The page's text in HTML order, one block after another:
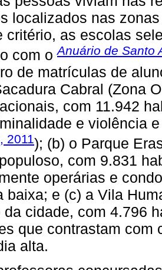
localizados nas
critério, as escolas
com oAnuário de Santo
de matrículas de
Cabral (Zona
com 11.942
e violência
2011); (b) o Parque
com 9.831
operárias e
baixa; e (c) a Vila
da cidade, com 4.796
que contrastam com
alta.